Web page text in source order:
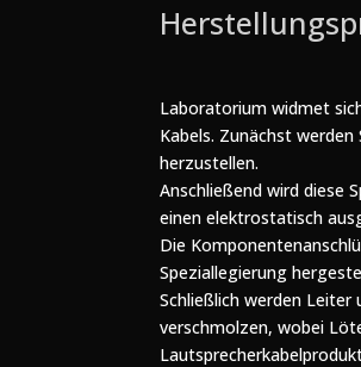
Laboratorium widmet
Kabels. Zunächst
herzustellen.
Anschließend wird diese
einen elektrostatisch
Die
Speziallegierung
Schließlich werden Leiter
verschmolzen, wobei